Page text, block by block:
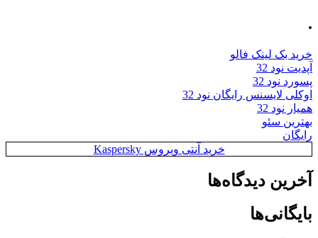
.
خرید بک لینک فالو
آپدیت نود 32
پسورد نود 32
اوکلی لایسنس رایگان نود 32
همیار نود 32
بهترین سئو
رایگان
خرید آنتی ویروس Kaspersky
آخرین دیدگاه‌ها
بایگانی‌ها